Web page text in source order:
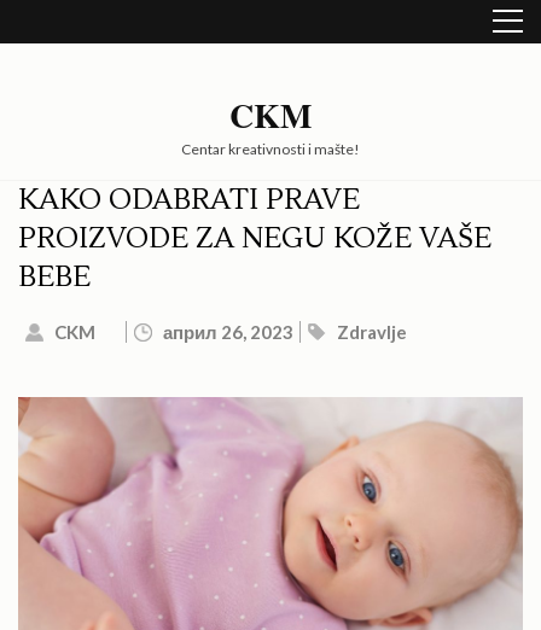
to
CKM
Centar kreativnosti i mašte!
KAKO ODABRATI PRAVE
PROIZVODE ZA NEGU KOŽE VAŠE
BEBE
CKM април 26, 2023 Zdravlje